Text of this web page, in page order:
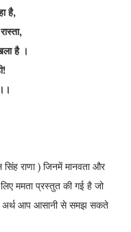
है,
है ।
ममता प्रस्तुत की गई है जो
अर्थ आप आसानी से समझ सकते